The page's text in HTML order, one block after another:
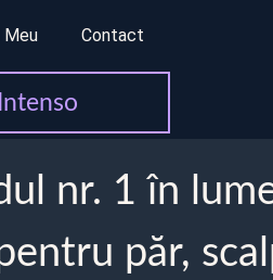
Meu Contact
nr. 1 în
păr,